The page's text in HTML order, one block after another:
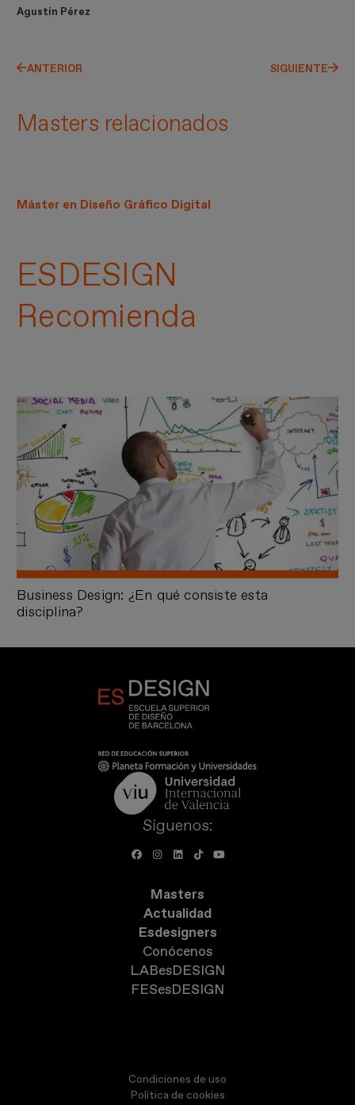
Agustín Pérez
ANTERIOR SIGUIENTE
Masters relacionados
Máster en Diseño Gráfico Digital
ESDESIGN
Recomienda
Business Design: ¿En qué consiste esta
disciplina?
Síguenos:
Masters
Actualidad
Esdesigners
Conócenos
LABesDESIGN
FESesDESIGN
Condiciones de uso
Política de cookies